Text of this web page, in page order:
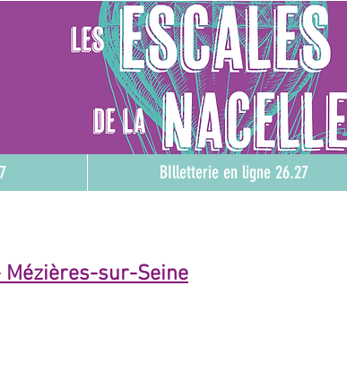
BIlletterie en ligne 26.27
Mézières-sur-Seine